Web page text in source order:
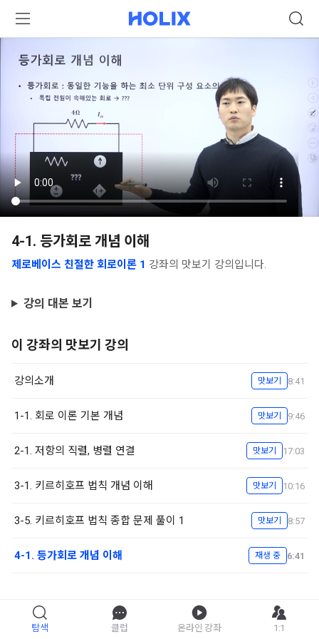
4-1. 등가회로 개념 이해
제로베이스 친절한 회로이론 1 강좌의 맛보기 강의입니다.
강의 대본 보기
이 강좌의 맛보기 강의
강의소개 맛보기 8:41
1-1. 회로 이론 기본 개념 맛보기 9:46
2-1. 저항의 직렬, 병렬 연결 맛보기 17:03
3-1. 키르히호프 법칙 개념 이해 맛보기 10:16
3-5. 키르히호프 법칙 종합 문제 풀이 1 맛보기 8:57
4-1. 등가회로 개념 이해 재생 중 6:41
제로베이스 친절한 회로이론 1
탐색 클럽 온라인 강좌 1:1